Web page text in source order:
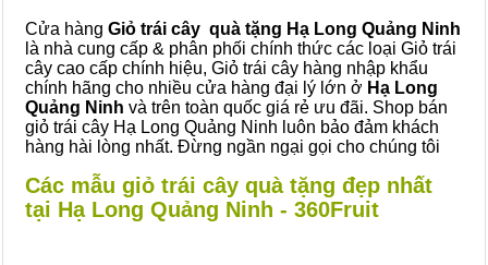
Cửa hàng Giỏ trái cây quà tặng Hạ Long Quảng Ninh
là nhà cung cấp & phân phối chính thức các loại Giỏ trái
cây cao cấp chính hiệu, Giỏ trái cây hàng nhập khẩu
chính hãng cho nhiều cửa hàng đại lý lớn ở Hạ Long
Quảng Ninh và trên toàn quốc giá rẻ ưu đãi. Shop bán
giỏ trái cây Hạ Long Quảng Ninh luôn bảo đảm khách
hàng hài lòng nhất. Đừng ngần ngại gọi cho chúng tôi
Các mẫu giỏ trái cây quà tặng đẹp nhất
tại Hạ Long Quảng Ninh - 360Fruit